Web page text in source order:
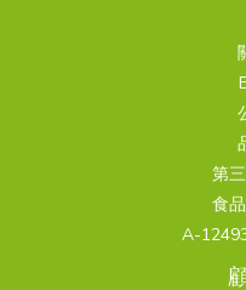
積，因此選購與食用時，仍
產品抱持過度期待。— 口服
口服 PDRN（吃的／喝的）
消化分解與消化道吸收塗抹
飲品或膠囊形式，方便納入
用分子處理方式經消化酵素
形取決於分子量、配方與劑
是不同的產品形式與保養思
有活躍感染者：建議先諮詢
麗珠蘭屬於醫療行為，應在
操作。術前諮詢時，應完整
接受的醫美療程，並確認產
在非醫療場所接受注射。 喝
看這邊！「喝的麗珠蘭」並不
品，而是市場上對含有
通俗說法。這類名稱的流行
（Tripeptide）組成胺基酸數
Pro-Hyp）代表序列Pro-Hyp
Hyp（甘胺酸－脯胺酸－羥脯
解深海魚皮膠原蛋白精製水
吸收；有多項人體吸收研究
究較多產品應用一般膠原蛋
品，常標榜「三胜肽」差異
高）研究數量Pro-Hyp 相關
色，而非唯一解方。NISORO
主題系列前 7 篇文章的重點
關臨床試驗公開發表的同儕
考資料（本 Hub 全系列彙整
Phenotypic Interindividual
of Sleep in Healthy Young
Communications Biology.
165 名受試者中比較 20 毫克
睡眠困擾評分（AIS）與睡眠
明顯的改善，同時受試者自
品，中間的距離在哪裡這裡
番紅花萃取物本身進行的臨
工藝下的番紅花，不是針對
來源、標準化程度、劑量都
的科學基礎，不代表市面上
眠連續性。2021 年一項在上
實際回報最舒適的室溫落在
關。兩份研究數字不完全一
的適應差異，但方向一致：
己感覺涼爽、不悶熱的溫度
噪音壓在 35 分貝以下同一份
過約 35 分貝，與 REM 睡眠
62 人、連續 14 天的實測研
第
食
A-